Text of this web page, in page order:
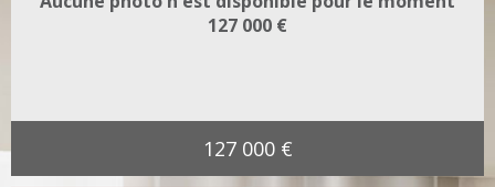
127 000 €
127 000 €